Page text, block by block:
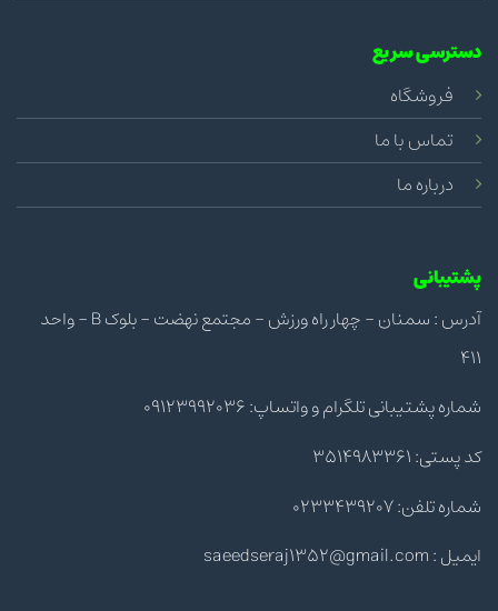
دسترسی سریع
فروشگاه
تماس با ما
درباره ما
پشتیبانی
آدرس : سمنان - چهار راه ورزش - مجتمع نهضت - بلوک B - واحد
411
شماره پشتیبانی تلگرام و واتساپ: 09123992036
کد پستی: 3514983361
شماره تلفن: 0233439207
ایمیل : saeedseraj1352@gmail.com